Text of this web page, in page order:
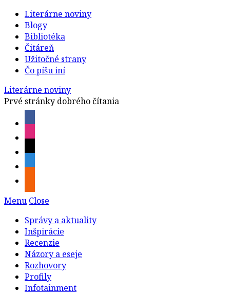
Literárne noviny
Blogy
Bibliotéka
Čitáreň
Užitočné strany
Čo píšu iní
Literárne noviny
Prvé stránky dobrého čítania
Menu Close
Správy a aktuality
Inšpirácie
Recenzie
Názory a eseje
Rozhovory
Profily
Infotainment